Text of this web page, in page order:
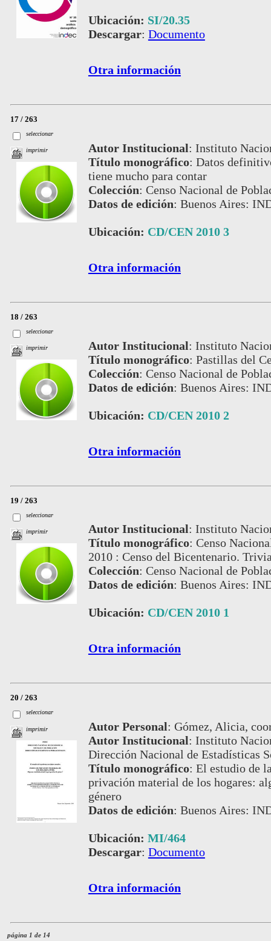
Ubicación: SI/20.35
Descargar: Documento
Otra información
17 / 263
seleccionar
imprimir Autor Institucional: Instituto
Título monográfico: Datos
tiene mucho para contar
Colección: Censo Nacional de
Datos de edición: Buenos Aires:
Ubicación: CD/CEN 2010 3
Otra información
18 / 263
seleccionar
imprimir Autor Institucional: Instituto
Título monográfico: Pastillas del
Colección: Censo Nacional de
Datos de edición: Buenos Aires:
Ubicación: CD/CEN 2010 2
Otra información
19 / 263
seleccionar
imprimir Autor Institucional: Instituto
Título monográfico: Censo
2010 : Censo del Bicentenario.
Colección: Censo Nacional de
Datos de edición: Buenos Aires:
Ubicación: CD/CEN 2010 1
Otra información
20 / 263
seleccionar
imprimir Autor Personal: Gómez, Alicia,
Autor Institucional: Instituto
Dirección Nacional de Estadísticas
Título monográfico: El estudio de
privación material de los hogares:
género
Datos de edición: Buenos Aires:
Ubicación: MI/464
Descargar: Documento
Otra información
página 1 de 14